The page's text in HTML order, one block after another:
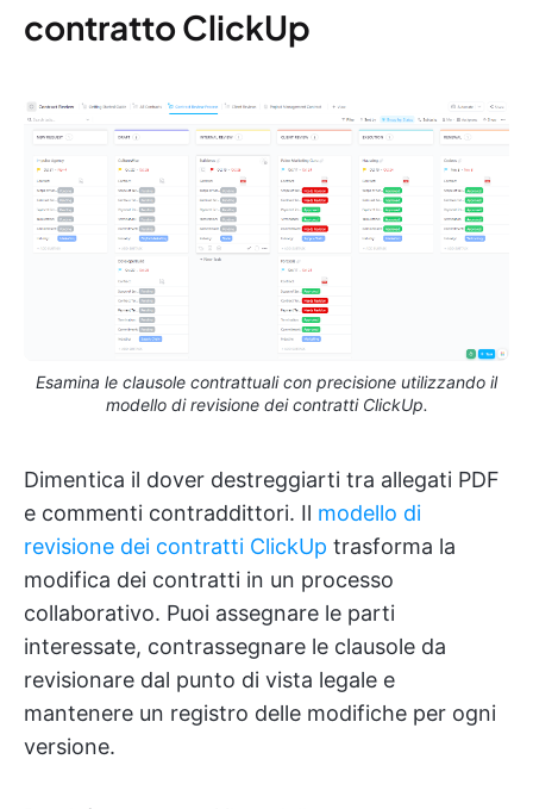
contratto ClickUp
Esamina le clausole contrattuali con precisione utilizzando il
modello di revisione dei contratti ClickUp.
Dimentica il dover destreggiarti tra allegati PDF
e commenti contraddittori. Il modello di
revisione dei contratti ClickUp trasforma la
modifica dei contratti in un processo
collaborativo. Puoi assegnare le parti
interessate, contrassegnare le clausole da
revisionare dal punto di vista legale e
mantenere un registro delle modifiche per ogni
versione.